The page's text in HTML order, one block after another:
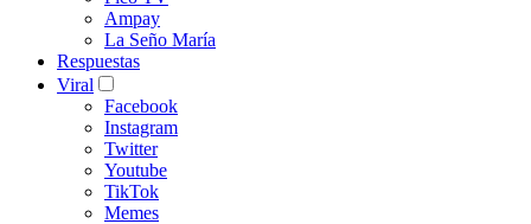
Ampay
La Seño María
Respuestas
Viral
Facebook
Instagram
Twitter
Youtube
TikTok
Memes